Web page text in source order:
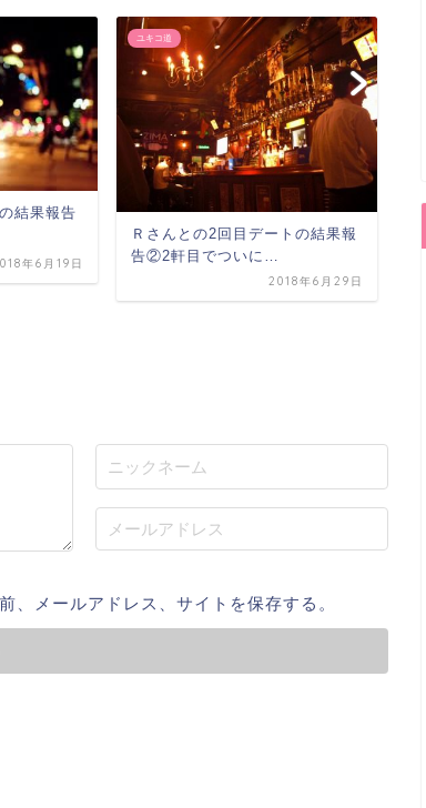
結果報告
年6月19日
ユキコ道
Ｒさんとの2回目デートの結果報
告②2軒目でついに…
2018年6月29日
、メールアドレス、サイトを保存する。